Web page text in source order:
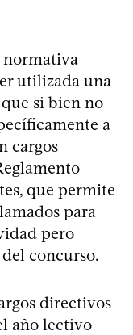
normativa
utilizada una
si bien no
a
cargos
que permite
para
pero
concurso.
directivos
año lectivo